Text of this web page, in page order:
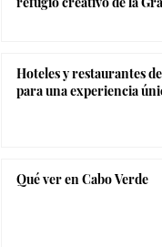
Hoteles y restaurantes
para una experiencia
Qué ver en Cabo Verde